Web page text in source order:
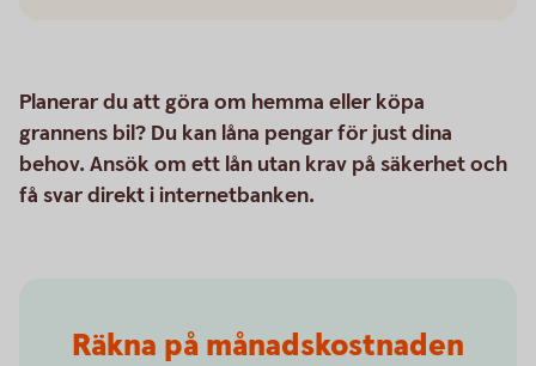
Planerar du att göra om hemma eller köpa
grannens bil? Du kan låna pengar för just dina
behov. Ansök om ett lån utan krav på säkerhet och
få svar direkt i internetbanken.
Räkna på månadskostnaden